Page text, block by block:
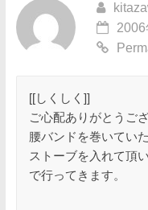
2006
[[しくしく]]
ご心配ありがとうご
腰バンドを巻いてい
ストーブを入れて頂
で行ってきます。